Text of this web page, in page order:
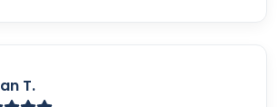
T.